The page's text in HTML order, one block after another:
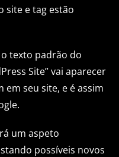
site e tag estão
texto padrão do
Site” vai aparecer
seu site, e é assim
um aspeto
possíveis novos